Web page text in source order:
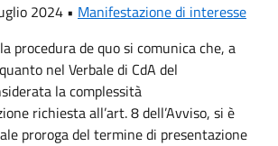
2024 • Manifestazione di interesse
procedura de quo si comunica che, a
nel Verbale di CdA del
la complessità
richiesta all’art. 8 dell’Avviso, si è
proroga del termine di presentazione